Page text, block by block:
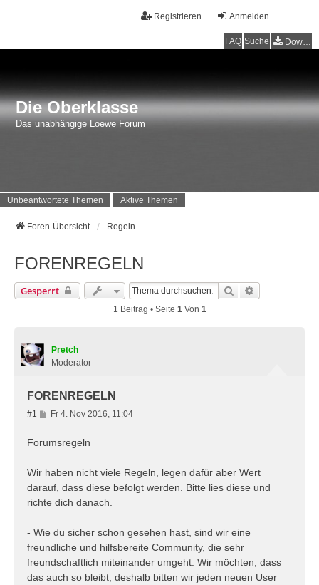
Anmelden
Registrieren
FAQ Suche Downloads
Die Oberklasse
Das unabhängige Loewe Forum
Unbeantwortete Themen Aktive Themen
Foren-Übersicht Regeln
FORENREGELN
Gesperrt Suche
1 Beitrag • Seite 1Von 1
Pretch
Moderator
FORENREGELN
#1
B
e
a
g
Fr 4. Nov 2016, 11:04
Forumsregeln
Wir haben nicht viele Regeln, legen dafür aber Wert
darauf, dass diese befolgt werden. Bitte lies diese und
richte dich danach.
- Wie du sicher schon gesehen hast, sind wir eine
freundliche und hilfsbereite Community, die sehr
freundschaftlich miteinander umgeht. Wir möchten, dass
das auch so bleibt, deshalb bitten wir jeden neuen User